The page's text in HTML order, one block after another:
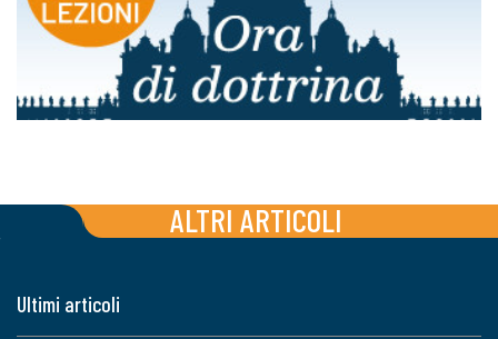
ALTRI ARTICOLI
Ultimi articoli